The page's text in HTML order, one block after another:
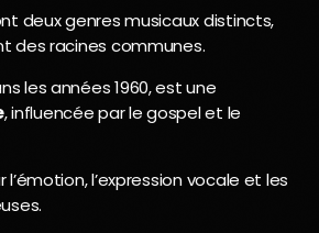
deux genres musicaux distincts,
des racines communes.
les années 1960, est une
, influencée par le gospel et le
l’émotion, l’expression vocale et les